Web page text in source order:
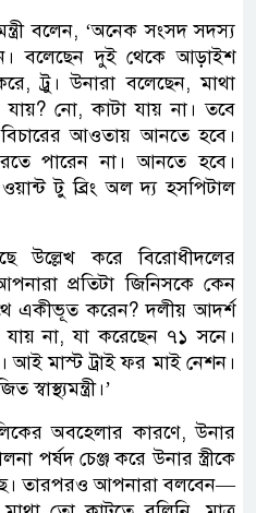
বলেন, ‘অনেক সংসদ সদস্য
বলেছেন দুই থেকে আড়াইশ
ট্রু। উনারা বলেছেন, মাথা
যায়? নো, কাটা যায় না। তবে
বিচারের আওতায় আনতে হবে।
পারেন না। আনতে হবে।
টু ব্রিং অল দ্য হসপিটাল
উল্লেখ করে বিরোধীদলের
‘আপনারা প্রতিটা জিনিসকে কেন
একীভূত করেন? দলীয় আদর্শ
যায় না, যা করেছেন ৭১ সনে।
মাস্ট ট্রাই ফর মাই নেশন।
অবহেলার কারণে, উনার
পর্ষদ চেঞ্জ করে উনার স্ত্রীকে
তারপরও আপনারা বলবেন—